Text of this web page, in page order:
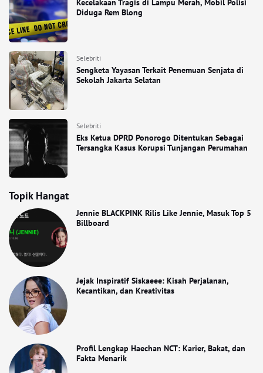
Kecelakaan Tragis di Lampu Merah, Mobil Polisi
Diduga Rem Blong
Selebriti
Sengketa Yayasan Terkait Penemuan Senjata di
Sekolah Jakarta Selatan
Selebriti
Eks Ketua DPRD Ponorogo Ditentukan Sebagai
Tersangka Kasus Korupsi Tunjangan Perumahan
Topik Hangat
Jennie BLACKPINK Rilis Like Jennie, Masuk Top 5
Billboard
Jejak Inspiratif Siskaeee: Kisah Perjalanan,
Kecantikan, dan Kreativitas
Profil Lengkap Haechan NCT: Karier, Bakat, dan
Fakta Menarik